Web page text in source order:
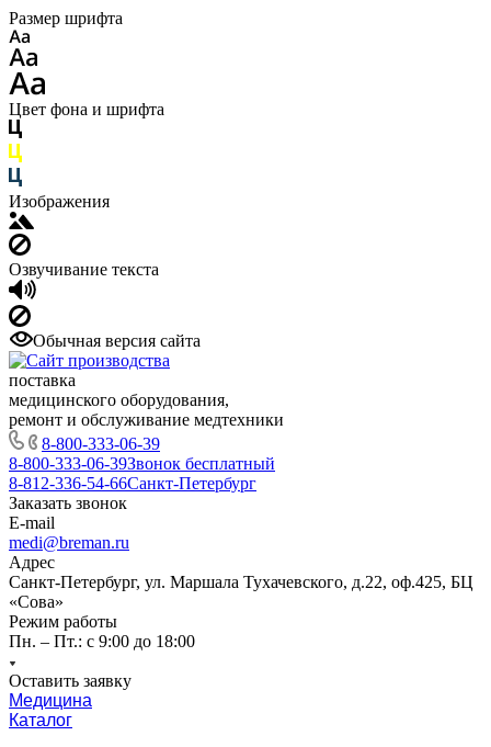
Размер шрифта
Цвет фона и шрифта
Изображения
Озвучивание текста
Обычная версия сайта
поставка
медицинского оборудования,
ремонт и обслуживание медтехники
8-800-333-06-39
8-800-333-06-39Звонок бесплатный
8-812-336-54-66Санкт-Петербург
Заказать звонок
E-mail
medi@breman.ru
Адрес
Санкт-Петербург, ул. Маршала Тухачевского, д.22, оф.425, БЦ
«Сова»
Режим работы
Пн. – Пт.: с 9:00 до 18:00
Оставить заявку
Медицина
Каталог